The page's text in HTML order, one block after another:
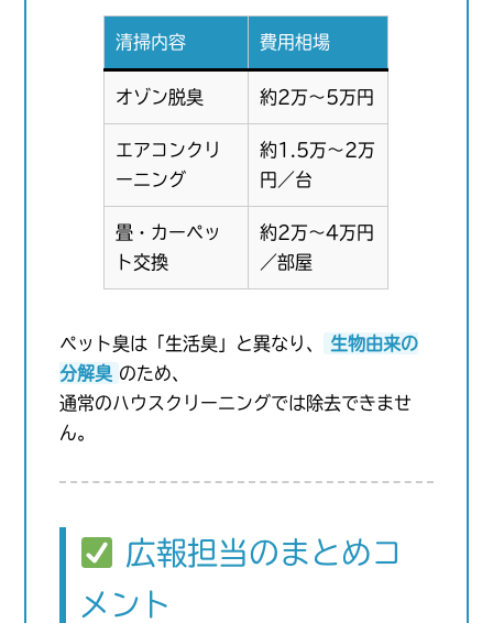
清掃内容 費用相場
オゾン脱臭 約2万〜5万円
エアコンクリ
ーニング
約1.5万〜2万
円／台
畳・カーペッ
ト交換
約2万〜4万円
／部屋
ペット臭は「生活臭」と異なり、
生物由来の
分解臭 のため、
通常のハウスクリーニングでは除去できませ
ん。
広報担当のまとめコ
メント